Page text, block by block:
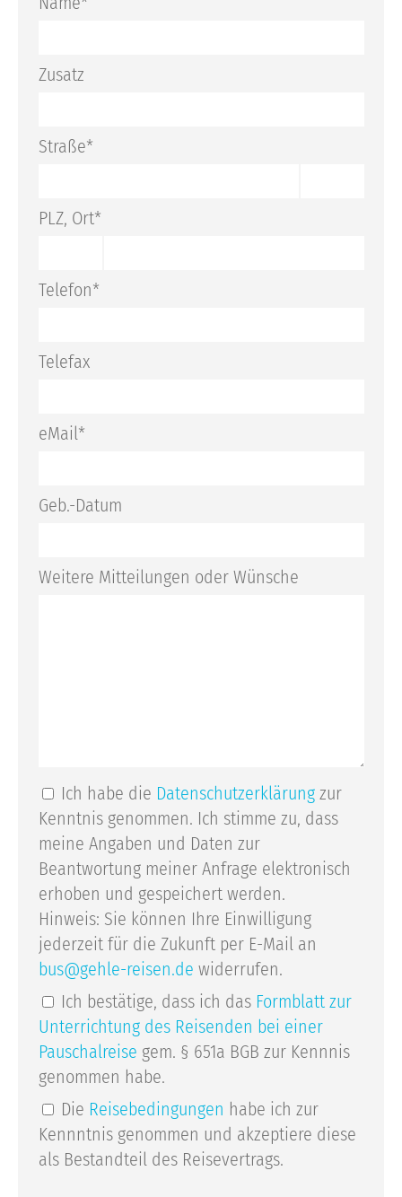
Katalogbestellung
Rückrufservice
Zusatz
Straße*
PLZ, Ort*
Telefon*
Telefax
eMail*
Geb.-Datum
Weitere Mitteilungen oder Wünsche
Ich habe die Datenschutzerklärung zur
Kenntnis genommen. Ich stimme zu, dass
meine Angaben und Daten zur
Beantwortung meiner Anfrage elektronisch
erhoben und gespeichert werden.
Hinweis: Sie können Ihre Einwilligung
jederzeit für die Zukunft per E-Mail an
bus
gehle-reisen.de widerrufen.
Ich bestätige, dass ich das Formblatt zur
Unterrichtung des Reisenden bei einer
Pauschalreise gem. § 651a BGB zur Kennnis
genommen habe.
Die Reisebedingungen habe ich zur
Kennntnis genommen und akzeptiere diese
als Bestandteil des Reisevertrags.